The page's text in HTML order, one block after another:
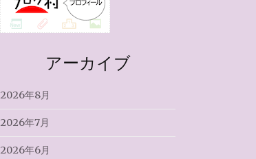
アーカイブ
2026年8月
2026年7月
2026年6月